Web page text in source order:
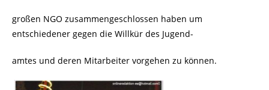
großen NGO zusammengeschlossen haben um
entschiedener gegen die Willkür des Jugend-
amtes und deren Mitarbeiter vorgehen zu können.